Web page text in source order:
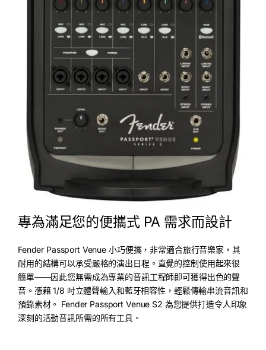
專為滿足您的便攜式 PA 需求而設計
Fender Passport Venue 小巧便攜，非常適合旅行音樂家，其
耐用的結構可以承受嚴格的演出日程。直覺的控制使用起來很
簡單——因此您無需成為專業的音訊工程師即可獲得出色的聲
音。憑藉 1/8 吋立體聲輸入和藍牙相容性，輕鬆傳輸串流音訊和
預錄素材。 Fender Passport Venue S2 為您提供打造令人印象
深刻的活動音訊所需的所有工具。